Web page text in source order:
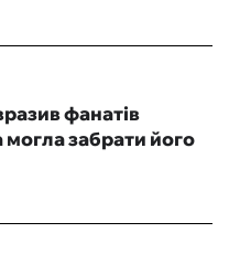
фанатів
могла забрати його